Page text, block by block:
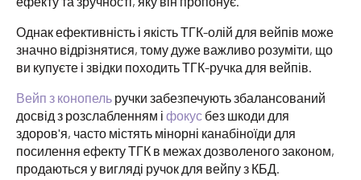
Однак ефективність і якість ТГК-олій для вейпів може
значно відрізнятися, тому дуже важливо розуміти, що
ви купуєте і звідки походить ТГК-ручка для вейпів.
Вейп з конопель ручки забезпечують збалансований
досвід з розслабленням і фокус без шкоди для
здоров'я, часто містять мінорні канабіноїди для
посилення ефекту ТГК в межах дозволеного законом,
продаються у вигляді ручок для вейпу з КБД.